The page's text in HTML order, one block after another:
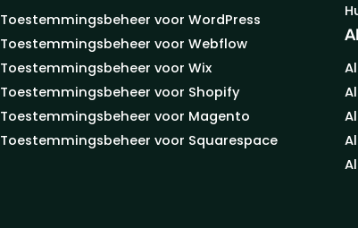
Toestemmingsbeheer voor WordPress
Toestemmingsbeheer voor Webflow
Toestemmingsbeheer voor Wix
Toestemmingsbeheer voor Shopify
Toestemmingsbeheer voor Magento
Toestemmingsbeheer voor Squarespace